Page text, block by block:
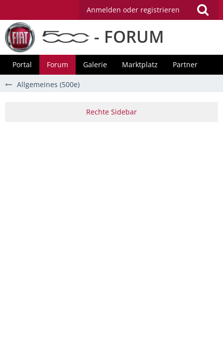
Anmelden oder registrieren
- FORUM
Portal Forum Galerie Marktplatz Partner
Allgemeines (500e)